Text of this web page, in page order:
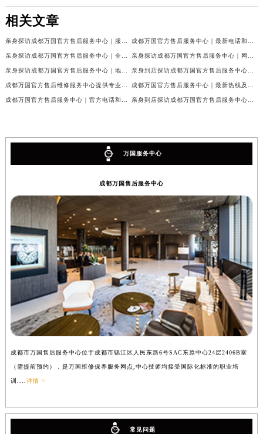
相关文章
亲身探访成都万国官方售后服务中心｜服务热线及完整地址（2026年7月最新） 成都万国官方售后服务中心｜最新电话和官方维修地址权威信息公示（2026年7月最新）
亲身探访成都万国官方售后服务中心｜全新地址与官方电话（2026年7月最新） 亲身探访成都万国官方售后服务中心｜网点地址与客服电话（2026年7月最新）
亲身探访成都万国官方售后服务中心｜地址及官方联系电话（2026年7月最新） 亲身到店探访成都万国官方售后服务中心｜官方地址与维修热线（2026年7月最新）
成都万国官方售后维修服务中心提供专业手表保养服务权威公示（2026年7月最新） 成都万国官方售后服务中心｜最新热线及维修地址权威信息公示（2026年7月最新）
成都万国官方售后服务中心｜官方电话和完整维修地址权威信息公示（2026年7月最新） 亲身到店探访成都万国官方售后服务中心｜维修地址与官方客服热线（2026年7月最新）
万国服务中心
成都万国售后服务中心
成都市万国售后服务中心位于成都市锦江区人民东路6号SAC东原中心24层2406B室
（需提前预约），是万国维修保养服务网点,中心技师均接受国际化标准的职业培
训....详情 >
常见问题